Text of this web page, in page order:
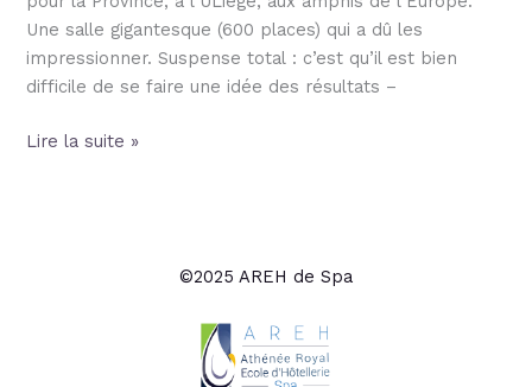
Une salle gigantesque (600 places) qui a dû les
impressionner. Suspense total : c’est qu’il est bien
difficile de se faire une idée des résultats –
Lire la suite »
©2025 AREH de Spa